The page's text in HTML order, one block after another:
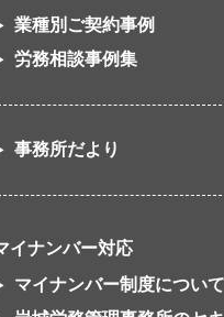
業種別ご契約事例
労務相談事例集
事務所だより
イナンバー対応
マイナンバー制度について